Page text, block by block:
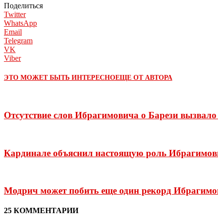
Поделиться
Twitter
WhatsApp
Email
Telegram
VK
Viber
ЭТО МОЖЕТ БЫТЬ ИНТЕРЕСНОЕЩЕ ОТ АВТОРА
Отсутствие слов Ибрагимовича о Барези
Кардинале объяснил настоящую роль
Модрич может побить еще один рекорд
25 КОММЕНТАРИИ